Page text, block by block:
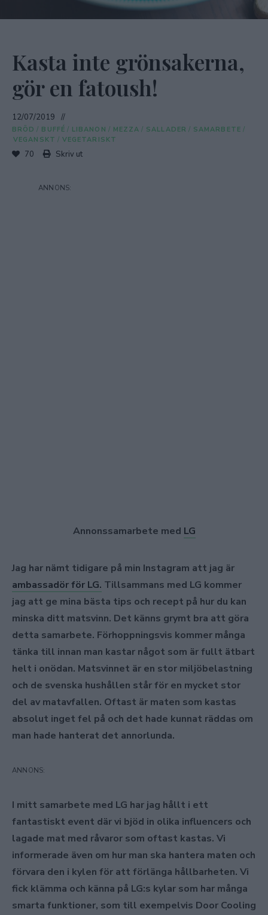
Kasta inte grönsakerna,
gör en fatoush!
12/07/2019
BRÖD / BUFFÉ / LIBANON / MEZZA / SALLADER / SAMARBETE /
VEGANSKT / VEGETARISKT
70 Skriv ut
Annonssamarbete med LG
Jag har nämt tidigare på min Instagram att jag är
ambassadör för LG. Tillsammans med LG kommer
jag att ge mina bästa tips och recept på hur du kan
minska ditt matsvinn. Det känns grymt bra att göra
detta samarbete. Förhoppningsvis kommer många
tänka till innan man kastar något som är fullt ätbart
helt i onödan. Matsvinnet är en stor miljöbelastning
och de svenska hushållen står för en mycket stor
del av matavfallen. Oftast är maten som kastas
absolut inget fel på och det hade kunnat räddas om
man hade hanterat det annorlunda.
I mitt samarbete med LG har jag hållt i ett
fantastiskt event där vi bjöd in olika influencers och
lagade mat med råvaror som oftast kastas. Vi
informerade även om hur man ska hantera maten och
förvara den i kylen för att förlänga hållbarheten. Vi
fick klämma och känna på LG:s kylar som har många
smarta funktioner, som till exempelvis Door Cooling